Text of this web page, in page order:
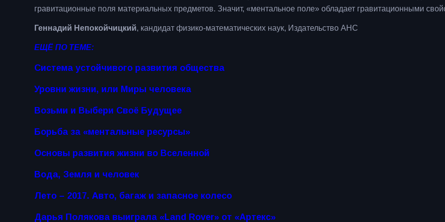
гравитационные поля материальных предметов. Значит, «ментальное поле» обладает гравитационными
Геннадий Непокойчицкий, кандидат физико-математических наук, Издательство АНС
ЕЩЁ ПО ТЕМЕ:
Система устойчивого развития общества
Уровни жизни, или Миры человека
Возьми и Выбери Своё Будущее
Борьба за «ментальные ресурсы»
Основы развития жизни во Вселенной
Вода, Земля и человек
Лето – 2017. Авто, багаж и запасное колесо
Дарья Полякова выиграла «Land Rover» от «Артекс»